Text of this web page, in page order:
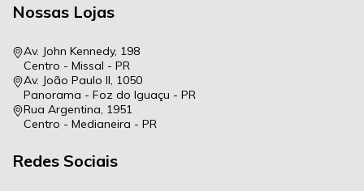
Nossas Lojas
Av. John Kennedy, 198
Centro - Missal - PR
Av. João Paulo II, 1050
Panorama - Foz do Iguaçu - PR
Rua Argentina, 1951
Centro - Medianeira - PR
Redes Sociais